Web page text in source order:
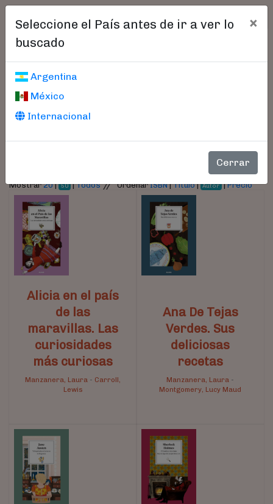
Seleccione el País antes de ir a ver lo
buscado
×
Argentina
México
Internacional
Cerrar
Libros encontrados
Parámetros
Mostrar20| 50 |Todos//OrdenarISBN|Título| Autor |Precio
Alicia en el país
de las
maravillas. Las
curiosidades
más curiosas
Manzanera, Laura - Carroll,
Lewis
Ana De Tejas
Verdes. Sus
deliciosas
recetas
Manzanera, Laura -
Montgomery, Lucy Maud